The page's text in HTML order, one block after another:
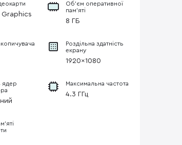
Graphics
Об’єм оперативної
пам’яті
8 ГБ
Роздільна здатність
екрану
1920×1080
ядер
Максимальна частота
4.3 ГГц